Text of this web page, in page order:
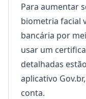
Para aumentar
biometria facial
bancária por
usar um
detalhadas
aplicativo
conta.